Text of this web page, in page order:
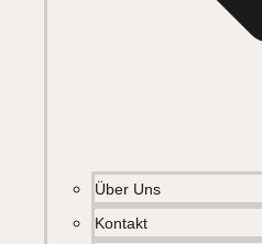
Über Uns
Kontakt